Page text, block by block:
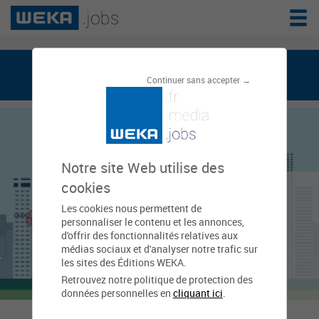
Continuer sans accepter →
Notre site Web utilise des
cookies
Les cookies nous permettent de
personnaliser le contenu et les annonces,
d'offrir des fonctionnalités relatives aux
médias sociaux et d'analyser notre trafic sur
les sites des Éditions WEKA.
Retrouvez notre politique de protection des
données personnelles en cliquant ici.
weka.jobs, le réseau de l'emploi public
Communauté
d'agglomération du
Bassin de Bourg-en-
Bresse